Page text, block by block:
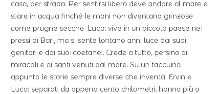
casa, per strada. Per sentirsi libero deve andare al mare e
stare in acqua finché le mani non diventano grinzose
come prugne secche. Luca: vive in un piccolo paese nei
pressi di Bari, ma si sente lontano anni luce dai suoi
genitori e dai suoi coetanei. Crede a tutto, persino ai
miracoli e ai santi venuti dal mare. Su un taccuino
appunta le storie sempre diverse che inventa. Ervin e
Luca: separati da appena cento chilometri, hanno più o